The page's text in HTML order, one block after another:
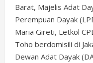
Barat, Majelis Adat
Perempuan Dayak
Maria Gireti, Letkol
Toho berdomisili di
Dewan Adat Dayak